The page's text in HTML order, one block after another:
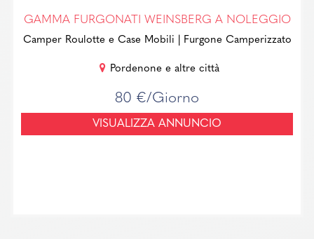
GAMMA FURGONATI WEINSBERG A NOLEGGIO
Camper Roulotte e Case Mobili | Furgone Camperizzato
Pordenone e altre città
80 €/Giorno
VISUALIZZA ANNUNCIO